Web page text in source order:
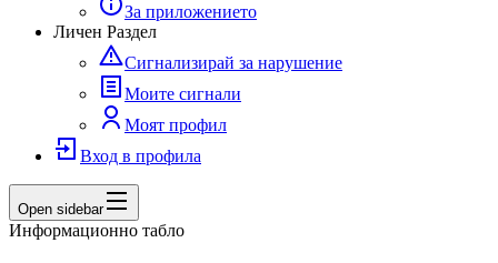
За приложението
Личен Раздел
Сигнализирай за нарушение
Моите сигнали
Моят профил
Вход в профила
Open sidebar
Информационно табло